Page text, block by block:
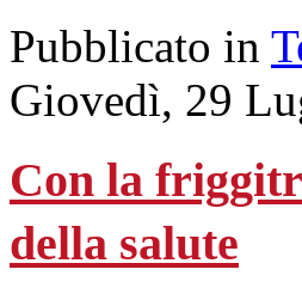
Pubblicato in
Giovedì, 29
Con la
della salute